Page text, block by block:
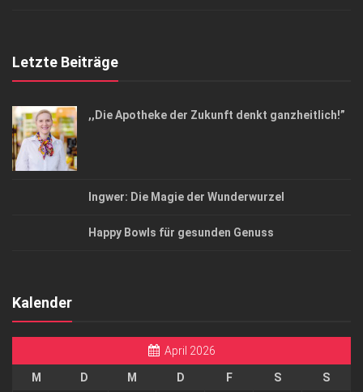
Letzte Beiträge
,,Die Apotheke der Zukunft denkt ganzheitlich!”
Ingwer: Die Magie der Wunderwurzel
Happy Bowls für gesunden Genuss
Kalender
April 2026
M D M D F S S